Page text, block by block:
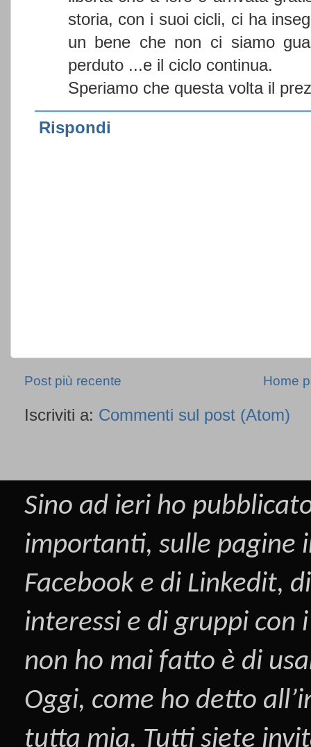
storia, con i suoi cicli, ci ha
un bene che non ci siamo
perduto ...e il ciclo continua.
Speriamo che questa volta il
Rispondi
Post più recente Home
Iscriviti a: Commenti sul post (Atom)
Sino ad ieri ho
importanti, sulle pagine
Facebook e di Linkedit,
interessi e di gruppi con
non ho mai fatto è di
Oggi, come ho detto
tutta mia. Tutti siete